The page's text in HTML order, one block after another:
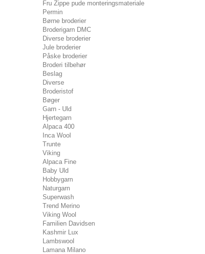
Fru Zippe pude monteringsmateriale
Permin
Børne broderier
Broderigarn DMC
Diverse broderier
Jule broderier
Påske broderier
Broderi tilbehør
Beslag
Diverse
Broderistof
Bøger
Garn - Uld
Hjertegarn
Alpaca 400
Inca Wool
Trunte
Viking
Alpaca Fine
Baby Uld
Hobbygarn
Naturgarn
Superwash
Trend Merino
Viking Wool
Familien Davidsen
Kashmir Lux
Lambswool
Lamana Milano